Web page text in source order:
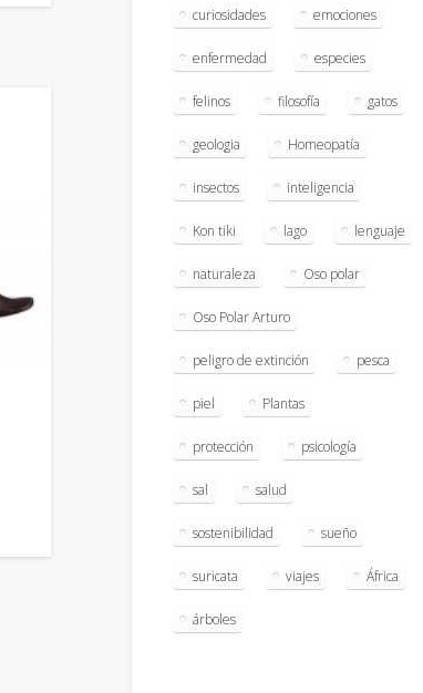
curiosidades emociones
enfermedad especies
felinos filosofía gatos
geologia Homeopatía
insectos inteligencia
Kon tiki lago lenguaje
naturaleza Oso polar
Oso Polar Arturo
peligro de extinción pesca
piel Plantas
protección psicología
sal salud
sostenibilidad sueño
suricata viajes África
árboles